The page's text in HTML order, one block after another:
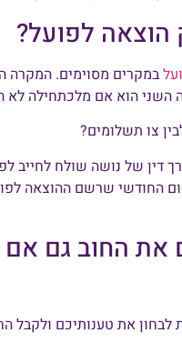
הוצאה לפועל?
במקרים מסוימים. המקרה
הוא אם מלכתחילה לא
צו תשלומים?
דין של נושה שולח לחייב
החודשי שרשם ההוצאה
את החוב גם אם
לבחון את טענותיכם